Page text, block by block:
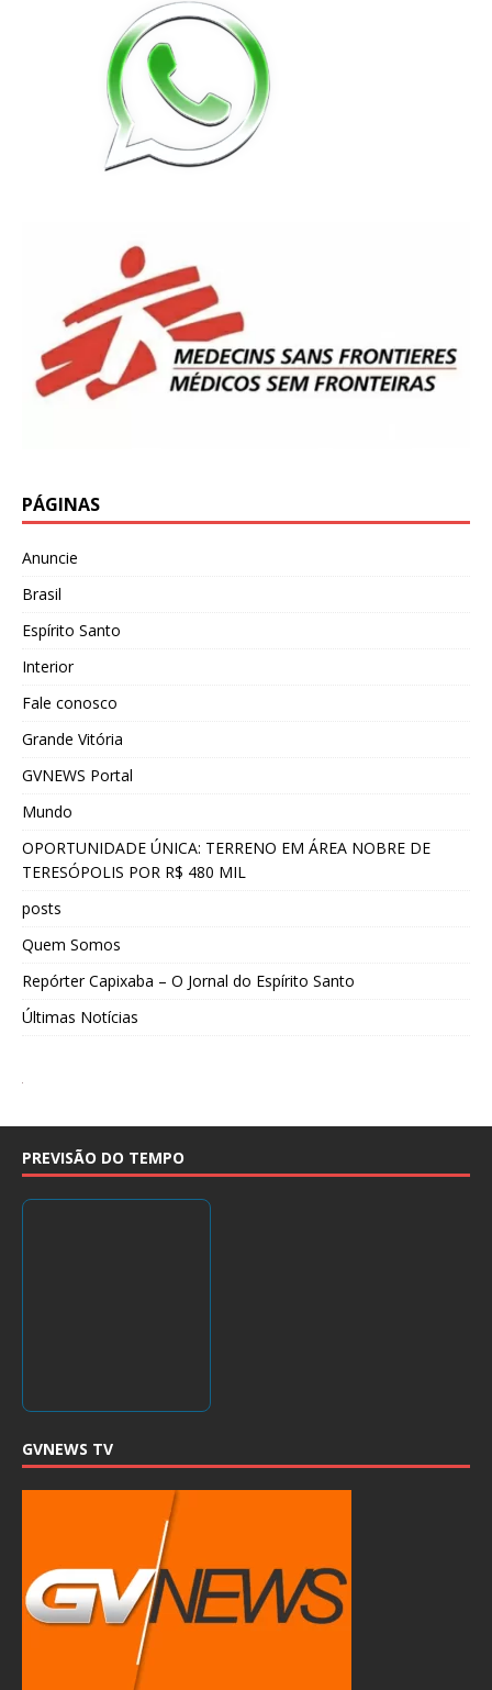
PÁGINAS
Anuncie
Brasil
Espírito Santo
Interior
Fale conosco
Grande Vitória
GVNEWS Portal
Mundo
OPORTUNIDADE ÚNICA: TERRENO EM ÁREA NOBRE DE
TERESÓPOLIS POR R$ 480 MIL
posts
Quem Somos
Repórter Capixaba – O Jornal do Espírito Santo
Últimas Notícias
PREVISÃO DO TEMPO
GVNEWS TV